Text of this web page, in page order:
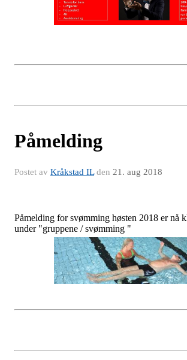
Påmelding
Postet av Kråkstad ILden 21. aug 2018
Påmelding for svømming høsten 2018 er nå
under "gruppene / svømming "